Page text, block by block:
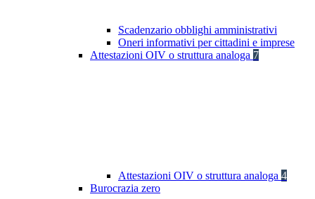
Scadenzario obblighi amministrativi
Oneri informativi per cittadini e imprese
Attestazioni OIV o struttura analoga 7
Attestazioni OIV o struttura analoga 4
Burocrazia zero